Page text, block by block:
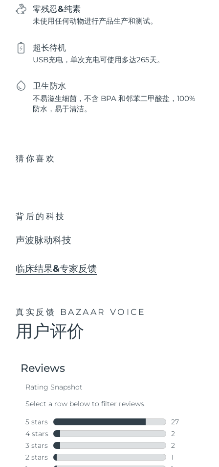
零残忍&纯素
未使用任何动物进行产品生产和测试。
超长待机
USB充电，单次充电可使用多达265天。
卫生防水
不易滋生细菌，不含 BPA 和邻苯二甲酸盐，100%
防水，易于清洁。
猜你喜欢
背后的科技
声波脉动科技
临床结果&专家反馈
真实反馈 BAZAAR VOICE
用户评价